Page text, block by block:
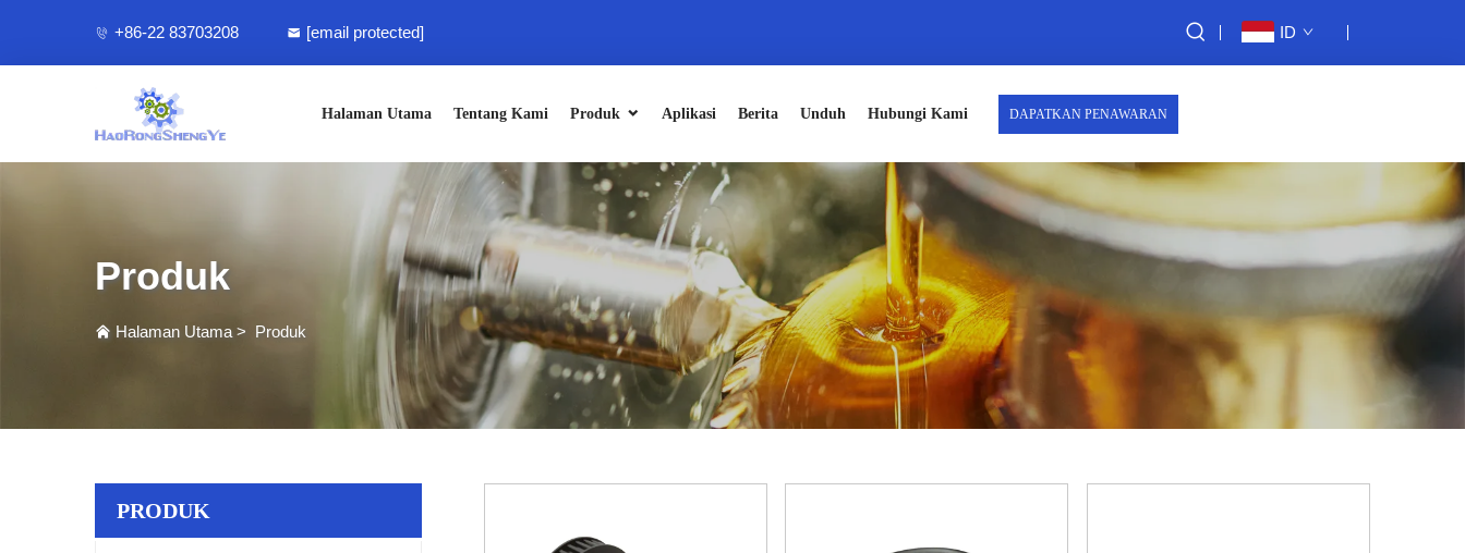
+86-22 83703208 [email protected] ID
Halaman Utama Tentang Kami Produk Aplikasi Berita Unduh Hubungi Kami DAPATKAN PENAWARAN
Produk
Halaman Utama > Produk
PRODUK